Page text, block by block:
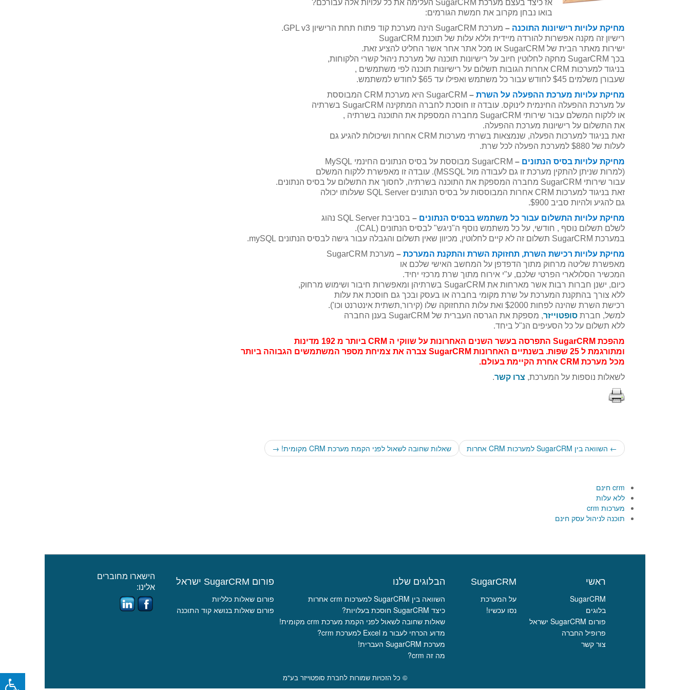
אז כיצד בעצם מערכת SugarCRM העלימה את כל עלויות אלה עבורכם?
בואו נבחן מקרוב את חמשת הגורמים:
מחיקת עלויות רישיונות התוכנה – מערכת SugarCRM הינה מערכת קוד פתוח תחת הרישיון GPL v3.
רישיון זה מקנה אפשרות להורדה מיידית וללא עלות של תוכנת SugarCRM
ישירות מאתר הבית של SugarCRM או מכל אתר אחר אשר החליט להציע זאת.
בכך SugarCRM מחקה לחלוטין חיוב על רישיונות תוכנה של מערכת ניהול קשרי הלקוחות,
בניגוד למערכות CRM אחרות הגובות תשלום על רישיונות תוכנה לפי משתמשים ,
שעבורן משלמים $45 לחודש עבור כל משתמש ואפילו עד $65 לחודש למשתמש.
מחיקת עלויות מערכת ההפעלה על השרת –
על מערכת ההפעלה החינמית לינוקס. עובדה זו חוסכת לחברה המתקינה SugarCRM בשרתיה
או ללקוח המשלם עבור שירותי SugarCRM מחברה המספקת את התוכנה בשרתיה ,
את התשלום על רישיונות מערכת ההפעלה.
זאת בניגוד למערכות הפעלה, שנמצאות בשרתי מערכות CRM אחרות ושיכולות להגיע גם
לעלות של $880 למערכת הפעלה לכל שרת.
מחיקת עלויות בסיס הנתונים –
(למרות שניתן להתקין מערכת זו גם לעבודה מול MSSQL). עובדה זו מאפשרת ללקוח המשלם
עבור שירותי SugarCRM מחברה המספקת את התוכנה בשרתיה, לחסוך את התשלום על בסיס הנתונים.
זאת בניגוד למערכות CRM אחרות המבוססות על בסיס הנתונים SQL Server שעלותו יכולה
גם להגיע ולהיות סביב $900.
מחיקת עלויות התשלום עבור כל משתמש בבסיס הנתונים – בסביבת SQL Server נהוג
לשלם תשלום נוסף , חודשי, על כל משתמש נוסף ה"ניגש" לבסיס הנתונים (CAL).
במערכת SugarCRM תשלום זה לא קיים לחלוטין, מכיוון שאין תשלום והגבלה עבור גישה לבסיס הנתונים mySQL.
מחיקת עלויות רכישת השרת, תחזוקת השרת והתקנת המערכת – מערכת SugarCRM
מאפשרת שליטה מרחוק מתוך הדפדפן על המחשב האישי שלכם או
המכשיר הסלולארי הפרטי שלכם, ע"י אירוח מתוך שרת מרכזי יחיד.
כיום, ישנן חברות רבות אשר מארחות את SugarCRM בשרתיהן ומאפשרות חיבור ושימוש מרחוק,
ללא צורך בהתקנת המערכת על שרת מקומי בחברה או בעסק ובכך גם חוסכת את עלות
רכישת השרת שהינה לפחות $2000 ואת עלות התחזוקה שלו (קירור,תשתית אינטרנט וכו').
למשל, חברת סופטוייזר, מספקת את הגרסה העברית של SugarCRM בענן החברה
ללא תשלום על כל הסעיפים הנ"ל ביחד.
מהפכת SugarCRM התפרסה בעשר השנים האחרונות על שווקי ה CRM ביותר מ 192 מדינות
ומתורגמת ל 25 שפות. בשנתיים האחרונות SugarCRM צברה את צמיחת מספר המשתמשים הגבוהה ביותר
מכל מערכת CRM אחרת הקיימת בעולם.
לשאלות נוספות על המערכת, צרו קשר.
← השוואה בין SugarCRM למערכות CRM אחרות שאלות שחובה לשאול לפני הקמת מערכת CRM מקומית! →
crm חינם
ללא עלות
מערכות crm
תוכנה לניהול עסק חינם
ראשי SugarCRM הבלוגים שלנו פורום SugarCRM ישראל
הישארו מחוברים
אלינו:
SugarCRM על המערכת השוואה בין SugarCRM למערכות crm אחרות
פורום שאלות כלליות
בלוגים
נסו עכשיו! כיצד SugarCRM חוסכת בעלויות? פורום שאלות בנושא קוד התוכנה
פורום SugarCRM ישראל
שאלות שחובה לשאול לפני הקמת מערכת crm מקומית!
פרופיל החברה
מדוע הכרחי לעבור מ Excel למערכת crm?
צור קשר
מערכת SugarCRM העברית!
מה זה crm?
© כל הזכויות שמורות לחברת סופטוייזר בע"מ